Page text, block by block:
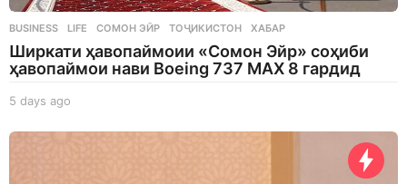
BUSINESS ,LIFE СОМОН ЭЙР ,ТОҶИКИСТОН ,ХАБАР
Ширкати ҳавопаймоии «Сомон Эйр» соҳиби
ҳавопаймои нави Boeing 737 MAX 8 гардид
5 days ago
a